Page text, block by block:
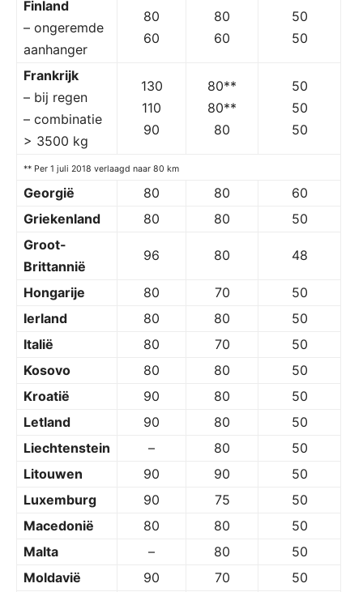
Finland
– ongeremde
aanhanger
80
60
80
60
50
50
Frankrijk
– bij regen
– combinatie
> 3500 kg
130
110
90
80**
80**
80
50
50
50
** Per 1 juli 2018 verlaagd naar 80 km
Georgië 80 80
60
Griekenland
80 80
50
Groot-
Brittannië
96 80 48
Hongarije 80 70
50
Ierland
80 80
50
Italië
80 70
50
Kosovo
80 80
50
Kroatië
90 80
50
Letland
90 80
50
Liechtenstein
– 80
50
Litouwen
90 90
50
Luxemburg
90 75
50
Macedonië
80 80
50
Malta
– 80
50
Moldavië
90 70
50